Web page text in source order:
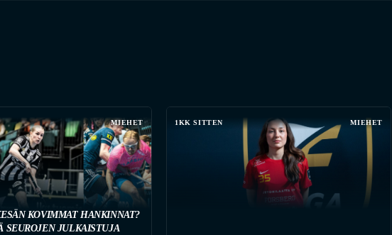
MIEHET
KOVIMMAT HANKINNAT?
SEUROJEN JULKAISTUJA
1KK SITTEN MIEHET